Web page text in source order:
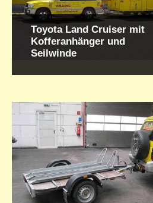
Toyota Land Cruiser mit
Kofferanhänger und
Seilwinde